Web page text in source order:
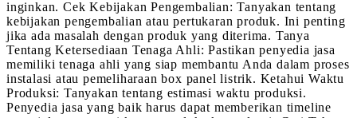
inginkan. Cek Kebijakan Pengembalian: Tanyakan tentang
kebijakan pengembalian atau pertukaran produk. Ini penting
jika ada masalah dengan produk yang diterima. Tanya
Tentang Ketersediaan Tenaga Ahli: Pastikan penyedia jasa
memiliki tenaga ahli yang siap membantu Anda dalam proses
instalasi atau pemeliharaan box panel listrik. Ketahui Waktu
Produksi: Tanyakan tentang estimasi waktu produksi.
Penyedia jasa yang baik harus dapat memberikan timeline